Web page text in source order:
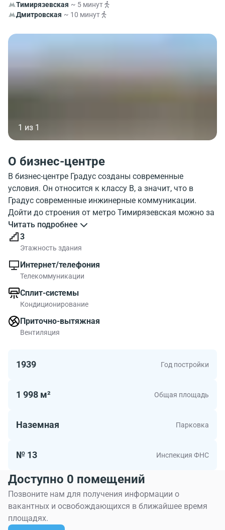
Тимирязевская ~ 5 минут
Дмитровская ~ 10 минут
1 из 1
О бизнес-центре
В бизнес-центре Градус созданы современные
условия. Он относится к классу B, а значит, что в
Градус современные инжинерные коммуникации.
Дойти до строения от метро Тимирязевская можно за
несколько минут. На фото, показано как выглядит
бизнес-центр Gradus. С какими объектами расположен
бизнес-центр Градус можно посмотреть на карте.
Градус обладает хорошей инфраструктурой.
Посмотрите расположение бизнес-центр на карте, и
Относится здание к классу B поэтому работать в БЦ
Градус будет комфортно. Метраж помещений в БЦ до
267.00 квадратных метров. Градус подходит тем кто
ценит современные офисы.
Читать подробнее
3
Этажность здания
Интернет/телефония
Телекоммуникации
Сплит-системы
Кондиционирование
Приточно-вытяжная
Вентиляция
1939 Год постройки
1 998 м² Общая площадь
Наземная Парковка
№ 13 Инспекция ФНС
Доступно 0 помещений
Позвоните нам для получения информации о
вакантных и освобождающихся в ближайшее время
площадях.